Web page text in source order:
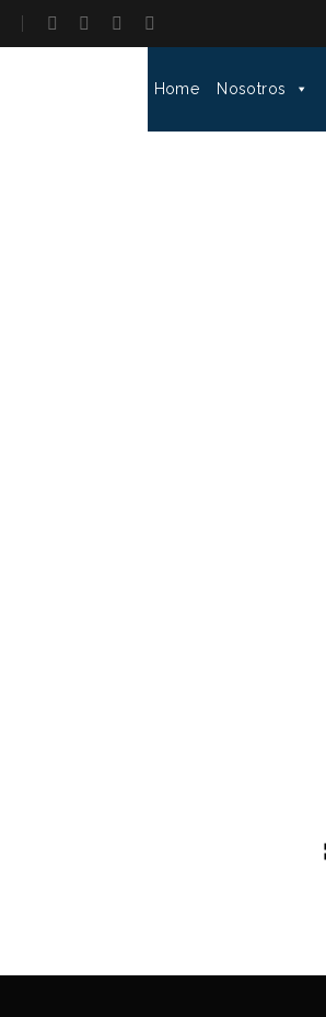
Home Nosotros